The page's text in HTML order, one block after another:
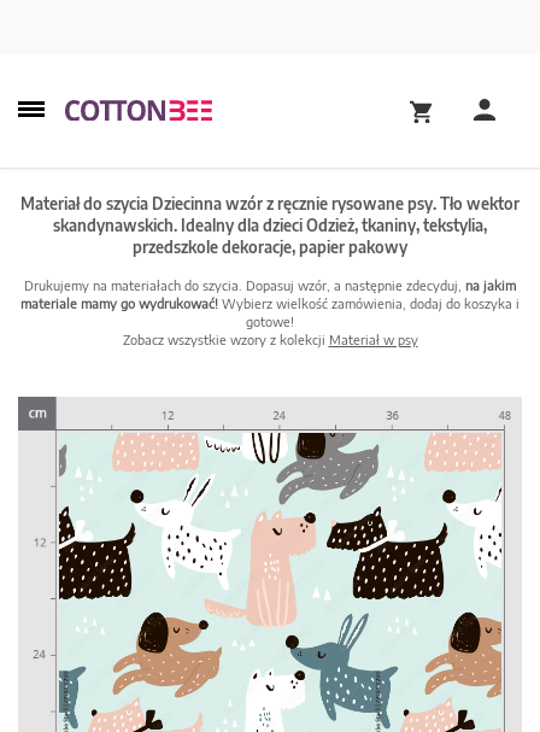
Materiał do szycia Dziecinna wzór z ręcznie rysowane psy. Tło wektor
skandynawskich. Idealny dla dzieci Odzież, tkaniny, tekstylia,
przedszkole dekoracje, papier pakowy
Drukujemy na materiałach do szycia. Dopasuj wzór, a następnie zdecyduj, na jakim
materiale mamy go wydrukować! Wybierz wielkość zamówienia, dodaj do koszyka i
gotowe!
Zobacz wszystkie wzory z kolekcji Materiał w psy